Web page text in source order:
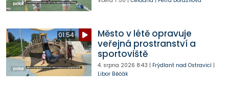
01:54
Město v létě opravuje
veřejná prostranství a
sportoviště
4. srpna 2026 8:43 | Frýdlant nad Ostravicí|
Libor Běčák